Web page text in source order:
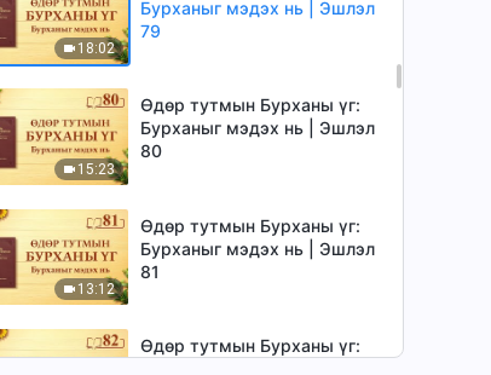
18:02
Бурханыг мэдэх нь | Эшлэл
79
15:23
Өдөр тутмын Бурханы үг:
Бурханыг мэдэх нь | Эшлэл
80
13:12
Өдөр тутмын Бурханы үг:
Бурханыг мэдэх нь | Эшлэл
81
Өдөр тутмын Бурханы үг: